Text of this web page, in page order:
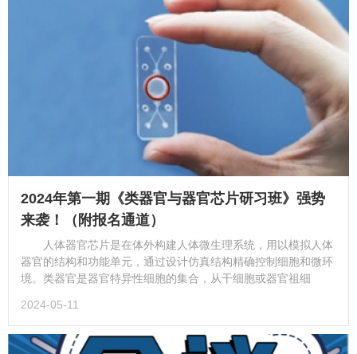
2024年第一期《类器官与器官芯片研习班》强势
来袭！（附报名通道）
人体器官芯片是在体外构建人体微生理系统，用以模拟人体
器官的结构和功能单元，通过设计仿真结构精确控制细胞和微环
境。类器官是器官特异性细胞的集合，从干细胞或器官祖细
2024-05-11